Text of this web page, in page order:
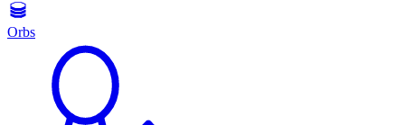
Orbs